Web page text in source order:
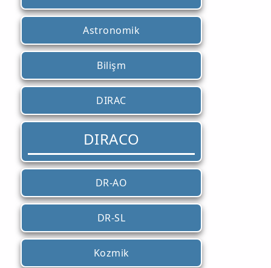
Astronomik
Bilişm
DIRAC
DIRACO
DR-AO
DR-SL
Kozmik